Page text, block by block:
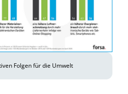
Folgen für die Umwelt